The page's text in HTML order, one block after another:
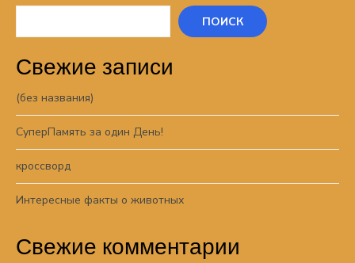
ПОИСК
Свежие записи
(без названия)
СуперПамять за один День!
кроссворд
Интересные факты о животных
Свежие комментарии